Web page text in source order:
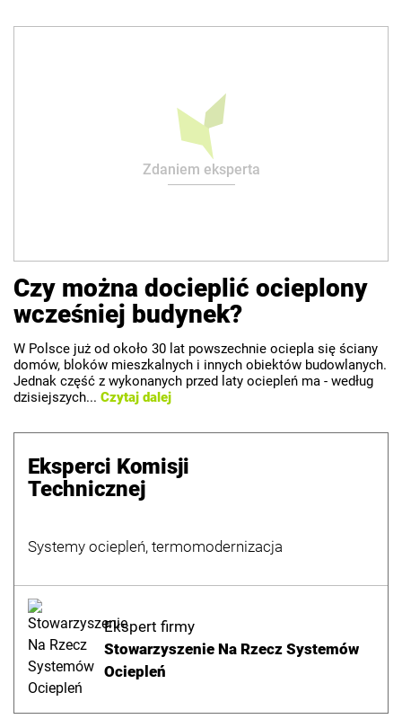
Zdaniem eksperta
Czy można docieplić ocieplony
wcześniej budynek?
W Polsce już od około 30 lat powszechnie ociepla się ściany
domów, bloków mieszkalnych i innych obiektów budowlanych.
Jednak część z wykonanych przed laty ociepleń ma - według
dzisiejszych... Czytaj dalej
Eksperci Komisji
Technicznej
Systemy ociepleń, termomodernizacja
Ekspert firmy
Stowarzyszenie Na Rzecz Systemów
Ociepleń